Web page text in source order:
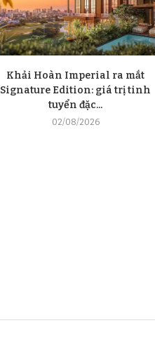
Khải Hoàn Imperial ra mắt
Signature Edition: giá trị tinh
tuyển đặc...
02/08/2026